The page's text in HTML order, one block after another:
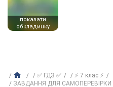
показати
обкладинку
✅ ГДЗ ✅ ⚡ 7 клас ⚡
ЗАВДАННЯ ДЛЯ САМОПЕРЕВІРКИ